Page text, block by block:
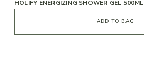
HOLIFY ENERGIZING SHOWER GEL 500ML
ADD TO BAG